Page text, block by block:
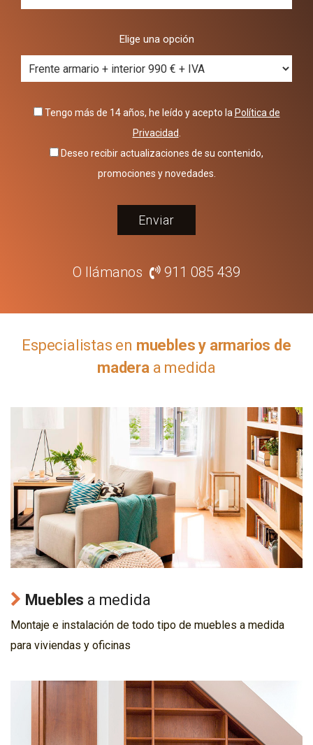
Elige una opción
Tengo más de 14 años, he leído y acepto la Política de
Privacidad
Deseo recibir actualizaciones de su contenido,
promociones y novedades.
Enviar
O llámanos 911 085 439
Especialistas en muebles y armarios de
maderaa medida
Muebles a medida
Montaje e instalación de todo tipo de muebles a medida
para viviendas y oficinas